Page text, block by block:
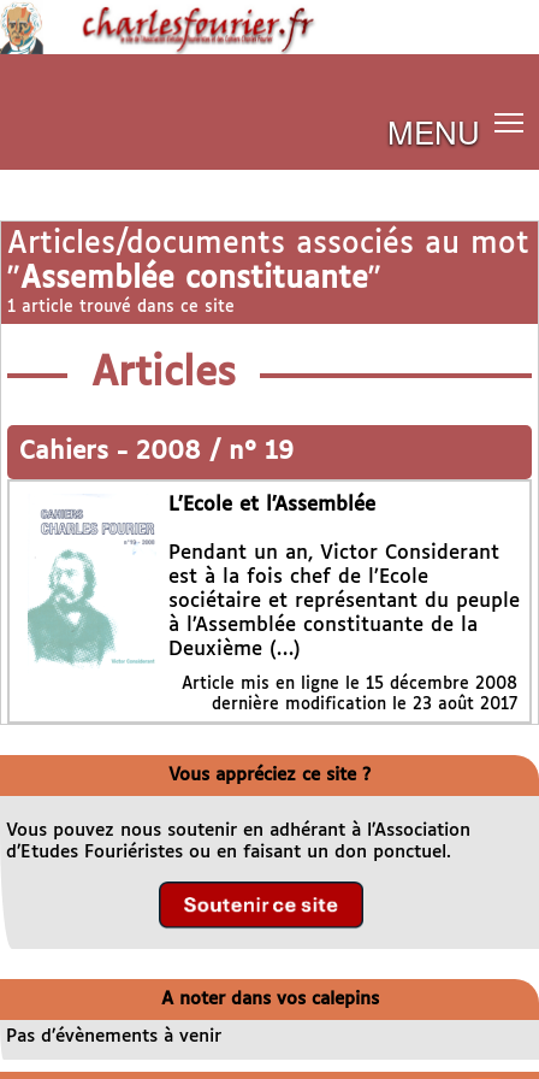
MENU
Articles/documents associés au mot
"Assemblée constituante"
1 article trouvé dans ce site
Articles
Cahiers - 2008 / n° 19
L’Ecole et l’Assemblée
Pendant un an, Victor Considerant
est à la fois chef de l’Ecole
sociétaire et représentant du peuple
à l’Assemblée constituante de la
Deuxième (…)
Article mis en ligne le 15 décembre 2008
dernière modification le 23 août 2017
Vous appréciez ce site ?
Vous pouvez nous soutenir en adhérant à l’Association
d’Etudes Fouriéristes ou en faisant un don ponctuel.
A noter dans vos calepins
Pas d’évènements à venir